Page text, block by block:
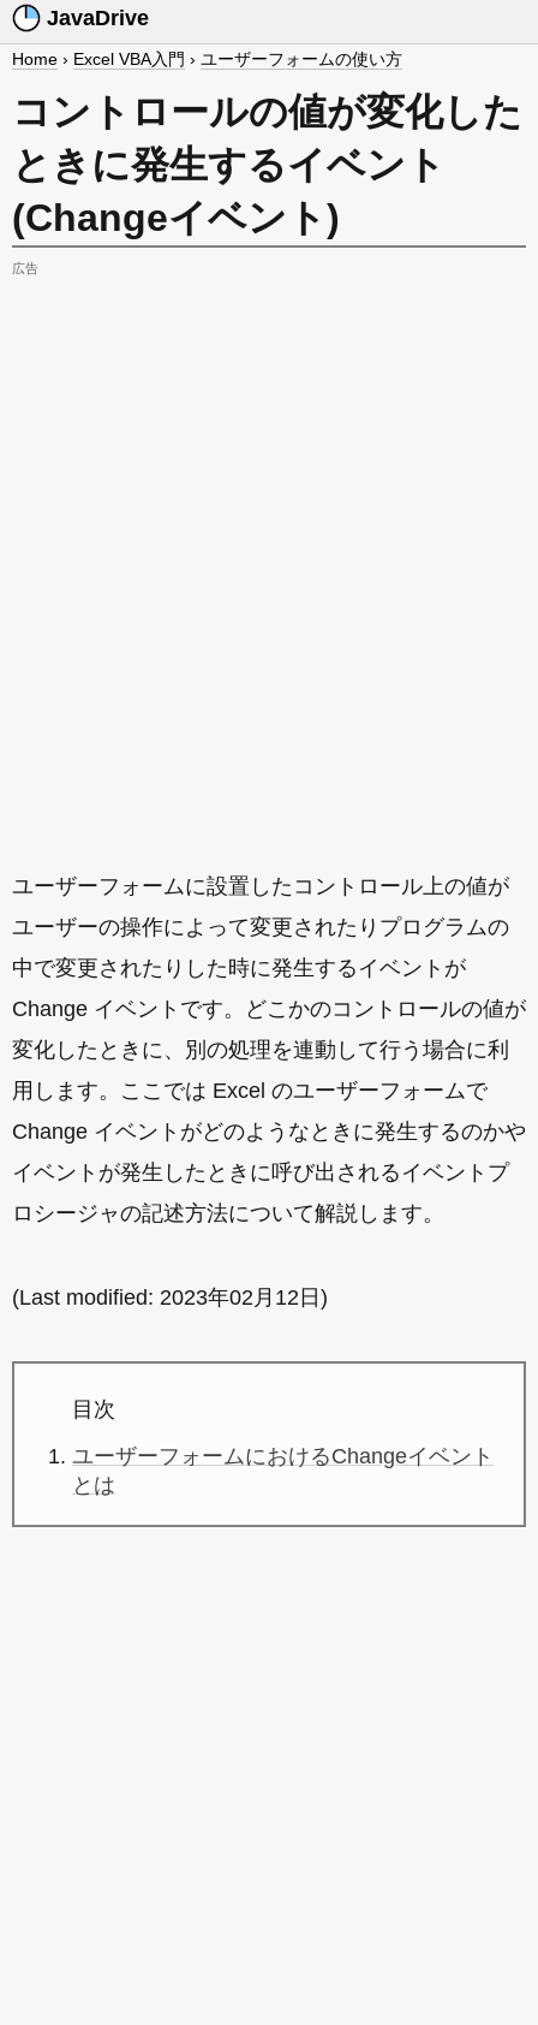
JavaDrive
Home › Excel VBA入門 › ユーザーフォームの使い方
コントロールの値が変化した
ときに発生するイベント
(Changeイベント)
広告
ユーザーフォームに設置したコントロール上の値が
ユーザーの操作によって変更されたりプログラムの
中で変更されたりした時に発生するイベントが
Change イベントです。どこかのコントロールの値が
変化したときに、別の処理を連動して行う場合に利
用します。ここでは Excel のユーザーフォームで
Change イベントがどのようなときに発生するのかや
イベントが発生したときに呼び出されるイベントプ
ロシージャの記述方法について解説します。
(Last modified: 2023年02月12日 )
目次
ユーザーフォームにおけるChangeイベント
とは